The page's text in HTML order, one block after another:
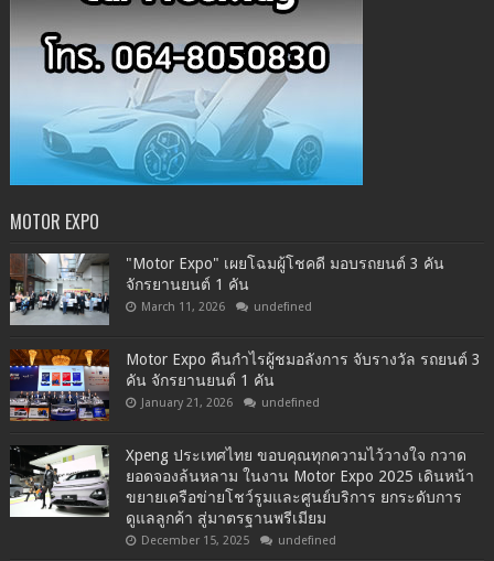
MOTOR EXPO
"Motor Expo" เผยโฉมผู้โชคดี มอบรถยนต์ 3 คัน
จักรยานยนต์ 1 คัน
March 11, 2026 undefined
Motor Expo คืนกำไรผู้ชมอลังการ จับรางวัล รถยนต์ 3
คัน จักรยานยนต์ 1 คัน
January 21, 2026 undefined
Xpeng ประเทศไทย ขอบคุณทุกความไว้วางใจ กวาด
ยอดจองล้นหลาม ในงาน Motor Expo 2025 เดินหน้า
ขยายเครือข่ายโชว์รูมและศูนย์บริการ ยกระดับการ
ดูแลลูกค้า สู่มาตรฐานพรีเมียม
December 15, 2025 undefined